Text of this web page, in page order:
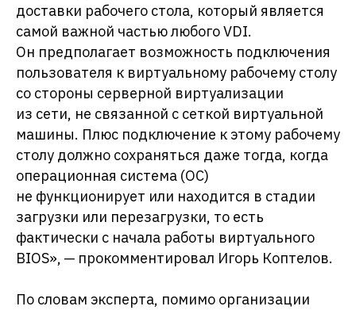
доставки рабочего стола, который является
самой важной частью любого VDI.
Он предполагает возможность подключения
пользователя к виртуальному рабочему столу
со стороны серверной виртуализации
из сети, не связанной с сеткой виртуальной
машины. Плюс подключение к этому рабочему
столу должно сохраняться даже тогда, когда
операционная система (ОС)
не функционирует или находится в стадии
загрузки или перезагрузки, то есть
фактически с начала работы виртуального
BIOS», ─ прокомментировал Игорь Коптелов.
По словам эксперта, помимо организации